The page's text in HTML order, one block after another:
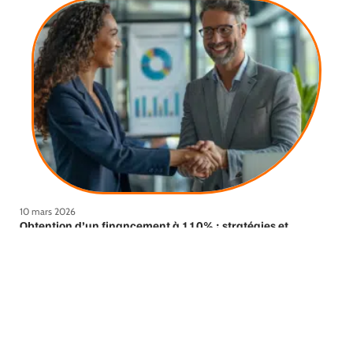
10 mars 2026
Obtention d’un financement à 110% : stratégies et